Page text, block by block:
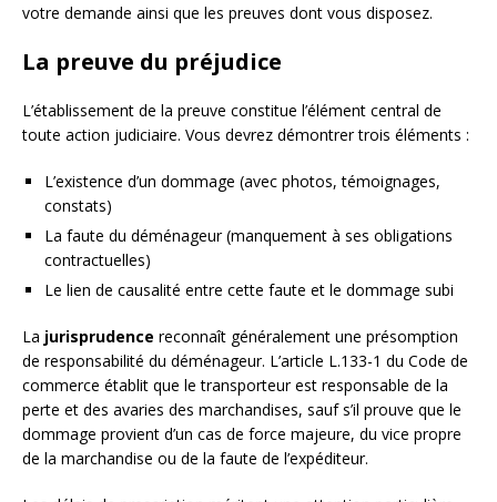
votre demande ainsi que les preuves dont vous disposez.
La preuve du préjudice
L’établissement de la preuve constitue l’élément central de
toute action judiciaire. Vous devrez démontrer trois éléments :
L’existence d’un dommage (avec photos, témoignages,
constats)
La faute du déménageur (manquement à ses obligations
contractuelles)
Le lien de causalité entre cette faute et le dommage subi
La jurisprudence reconnaît généralement une présomption
de responsabilité du déménageur. L’article L.133-1 du Code de
commerce établit que le transporteur est responsable de la
perte et des avaries des marchandises, sauf s’il prouve que le
dommage provient d’un cas de force majeure, du vice propre
de la marchandise ou de la faute de l’expéditeur.